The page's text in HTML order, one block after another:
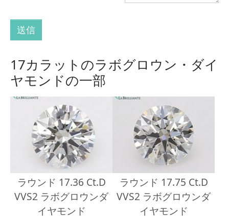
送信
17カラットのラボグロウン・ダイ
ヤモンドの一部
ラウンド 17.36 Ct.D
VVS2 ラボグロウンダ
イヤモンド
ラウンド 17.75 Ct.D
VVS2 ラボグロウンダ
イヤモンド